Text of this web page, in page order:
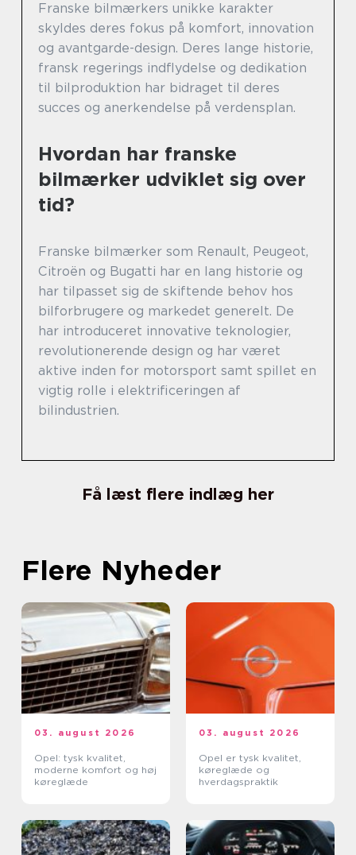
Franske bilmærkers unikke karakter
skyldes deres fokus på komfort, innovation
og avantgarde-design. Deres lange historie,
fransk regerings indflydelse og dedikation
til bilproduktion har bidraget til deres
succes og anerkendelse på verdensplan.
Hvordan har franske
bilmærker udviklet sig over
tid?
Franske bilmærker som Renault, Peugeot,
Citroën og Bugatti har en lang historie og
har tilpasset sig de skiftende behov hos
bilforbrugere og markedet generelt. De
har introduceret innovative teknologier,
revolutionerende design og har været
aktive inden for motorsport samt spillet en
vigtig rolle i elektrificeringen af
bilindustrien.
Få læst flere indlæg her
Flere Nyheder
03. august 2026
Opel: tysk kvalitet,
moderne komfort og høj
køreglæde
03. august 2026
Opel er tysk kvalitet,
køreglæde og
hverdagspraktik